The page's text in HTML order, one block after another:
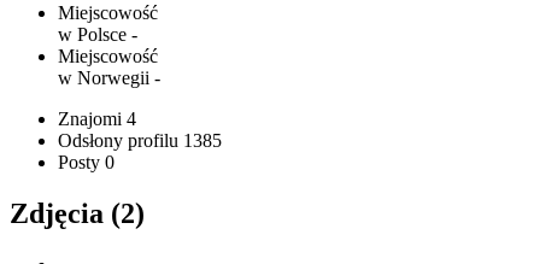
Miejscowość
w Polsce -
Miejscowość
w Norwegii -
Znajomi 4
Odsłony profilu 1385
Posty 0
Zdjęcia (2)